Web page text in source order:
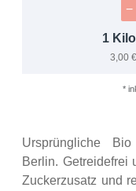
1
3,00
−
*
Ursprüngliche
Berlin. Getreidefrei
Zuckerzusatz und